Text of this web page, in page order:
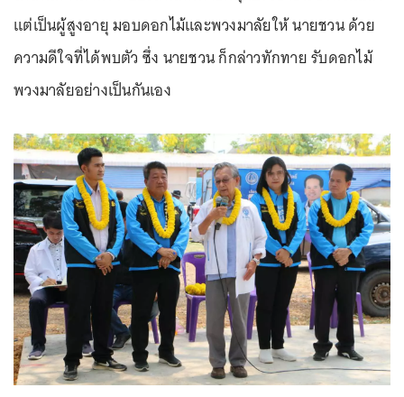
แต่เป็นผู้สูงอายุ มอบดอกไม้และพวงมาลัยให้ นายชวน ด้วย
ความดีใจที่ได้พบตัว ซึ่ง นายชวน ก็กล่าวทักทาย รับดอกไม้
พวงมาลัยอย่างเป็นกันเอง